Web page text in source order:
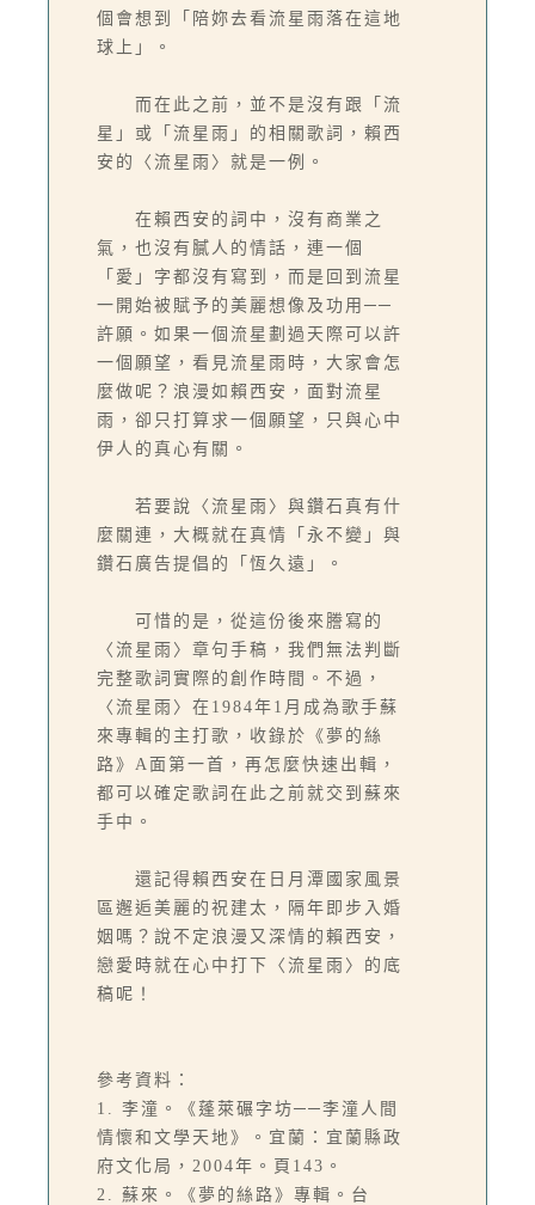
個會想到「陪妳去看流星雨落在這地
球上」。
而在此之前，並不是沒有跟「流
星」或「流星雨」的相關歌詞，賴西
安的〈流星雨〉就是一例。
在賴西安的詞中，沒有商業之
氣，也沒有膩人的情話，連一個
「愛」字都沒有寫到，而是回到流星
一開始被賦予的美麗想像及功用──
許願。如果一個流星劃過天際可以許
一個願望，看見流星雨時，大家會怎
麼做呢？浪漫如賴西安，面對流星
雨，卻只打算求一個願望，只與心中
伊人的真心有關。
若要說〈流星雨〉與鑽石真有什
麼關連，大概就在真情「永不變」與
鑽石廣告提倡的「恆久遠」。
可惜的是，從這份後來謄寫的
〈流星雨〉章句手稿，我們無法判斷
完整歌詞實際的創作時間。不過，
〈流星雨〉在1984年1月成為歌手蘇
來專輯的主打歌，收錄於《夢的絲
路》A面第一首，再怎麼快速出輯，
都可以確定歌詞在此之前就交到蘇來
手中。
還記得賴西安在日月潭國家風景
區邂逅美麗的祝建太，隔年即步入婚
姻嗎？說不定浪漫又深情的賴西安，
戀愛時就在心中打下〈流星雨〉的底
稿呢！
參考資料：
1. 李潼。《蓬萊碾字坊──李潼人間
情懷和文學天地》。宜蘭：宜蘭縣政
府文化局，2004年。頁143。
2. 蘇來。《夢的絲路》專輯。台